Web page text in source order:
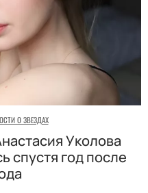
О ЗВЕЗДАХ
Уколова
спустя год после